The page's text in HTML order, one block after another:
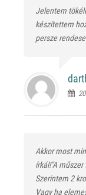
Jelentem
készítettem
persze
Akkor most
írkál!"A
Szerintem 2
Vagy ha